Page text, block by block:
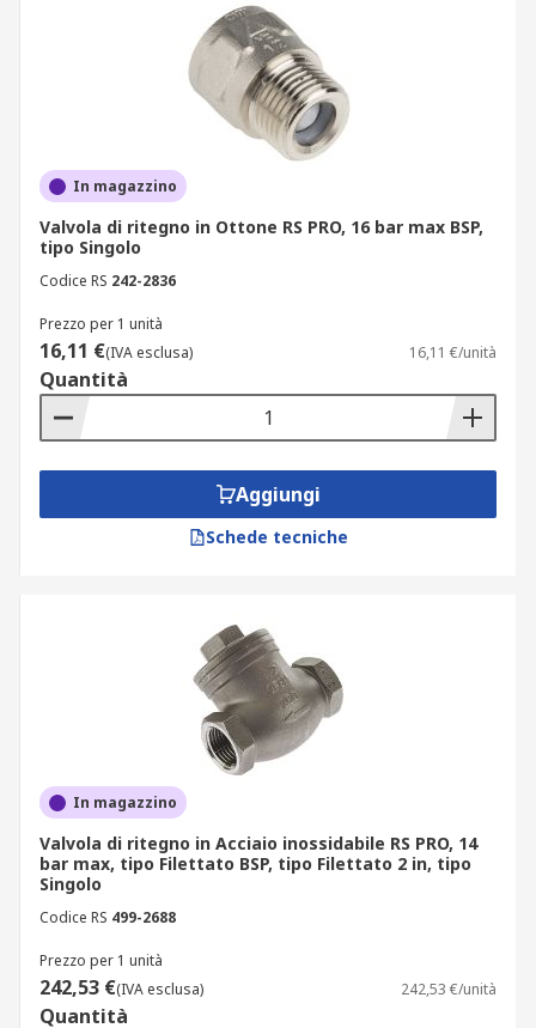
In magazzino
Valvola di ritegno in Ottone RS PRO, 16 bar max BSP,
tipo Singolo
Codice RS 242-2836
Prezzo per 1 unità
16,11 €(IVA esclusa) 16,11 €/unità
Quantità
Aggiungi
Schede tecniche
In magazzino
Valvola di ritegno in Acciaio inossidabile RS PRO, 14
bar max, tipo Filettato BSP, tipo Filettato 2 in, tipo
Singolo
Codice RS 499-2688
Prezzo per 1 unità
242,53 €(IVA esclusa) 242,53 €/unità
Quantità